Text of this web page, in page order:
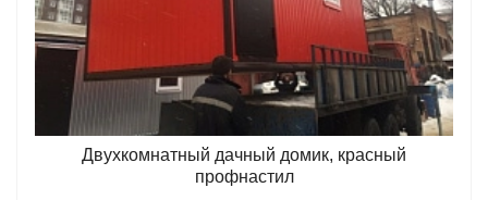
Двухкомнатный дачный домик, красный
профнастил